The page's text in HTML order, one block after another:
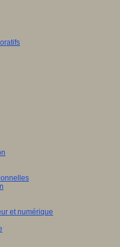
et numérique